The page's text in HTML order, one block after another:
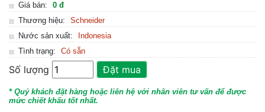
Giá bán:
0 đ
Thương hiệu:
Schneider
Nước sản xuất:
Indonesia
Tình trạng:
Có sẵn
Số lượng Đặt mua
* Quý khách đặt hàng hoặc liên hệ với nhân viên tư vấn để được
mức chiết khấu tốt nhất.